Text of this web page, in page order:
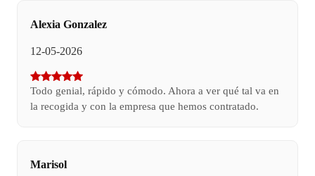
Alexia Gonzalez
12-05-2026
Todo genial, rápido y cómodo. Ahora a ver qué tal va en
la recogida y con la empresa que hemos contratado.
Marisol